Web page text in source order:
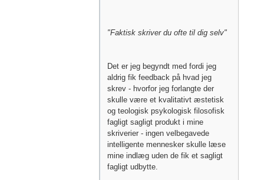
"Faktisk skriver du ofte til dig selv"
Det er jeg begyndt med fordi jeg
aldrig fik feedback på hvad jeg
skrev - hvorfor jeg forlangte der
skulle være et kvalitativt æstetisk
og teologisk psykologisk filosofisk
fagligt sagligt produkt i mine
skriverier - ingen velbegavede
intelligente mennesker skulle læse
mine indlæg uden de fik et sagligt
fagligt udbytte.